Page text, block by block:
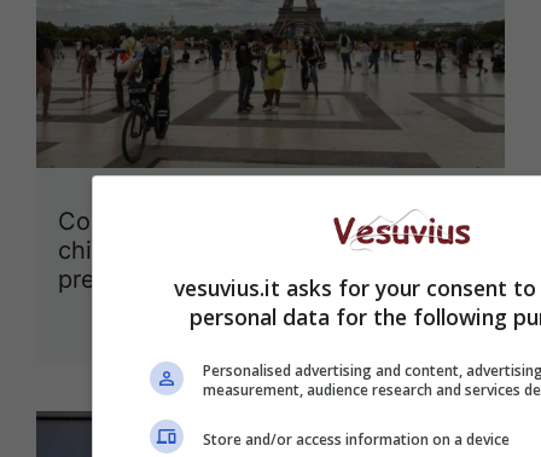
Coronavirus Francia, allarme
chiusura a Parigi: “Situazione
preoccupante”
1 Ottobre 2020
vesuvius.it asks for your consent to
personal data for the following
Personalised advertising and content,
measurement, audience research and services
Store and/or access information on a device